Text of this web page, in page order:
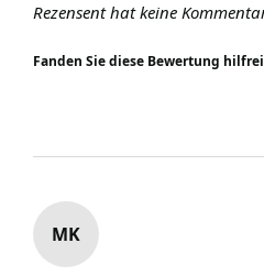
Rezensent hat keine
Fanden Sie diese Bewertung
MK